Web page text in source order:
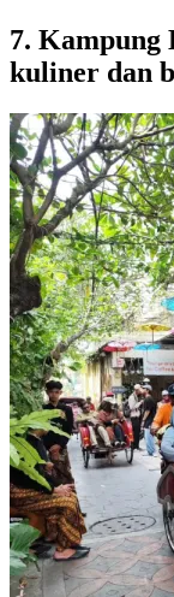
7. Kampung
kuliner dan